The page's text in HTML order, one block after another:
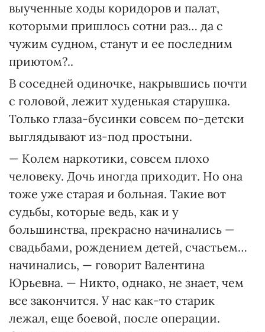
выученные ходы коридоров и палат,
которыми пришлось сотни раз… да с
чужим судном, станут и ее последним
приютом?..
В соседней одиночке, накрывшись почти
с головой, лежит худенькая старушка.
Только глаза-бусинки совсем по-детски
выглядывают из-под простыни.
— Колем наркотики, совсем плохо
человеку. Дочь иногда приходит. Но она
тоже уже старая и больная. Такие вот
судьбы, которые ведь, как и у
большинства, прекрасно начинались —
свадьбами, рождением детей, счастьем…
начинались, — говорит Валентина
Юрьевна. — Никто, однако, не знает, чем
все закончится. У нас как-то старик
лежал, еще боевой, после операции.